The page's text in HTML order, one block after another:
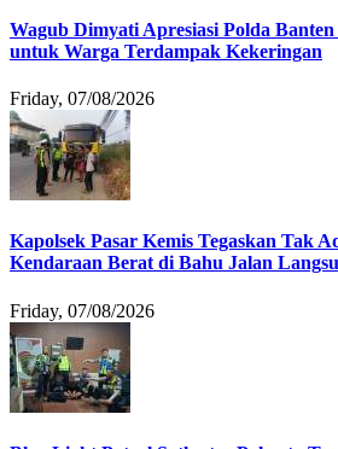
Wagub Dimyati Apresiasi Polda
untuk Warga Terdampak Kekeringan
Friday, 07/08/2026
Kapolsek Pasar Kemis Tegaskan Tak
Kendaraan Berat di Bahu Jalan
Friday, 07/08/2026